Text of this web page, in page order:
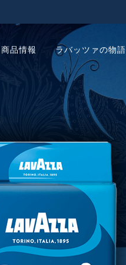
商品情報 ラバッツァの物語